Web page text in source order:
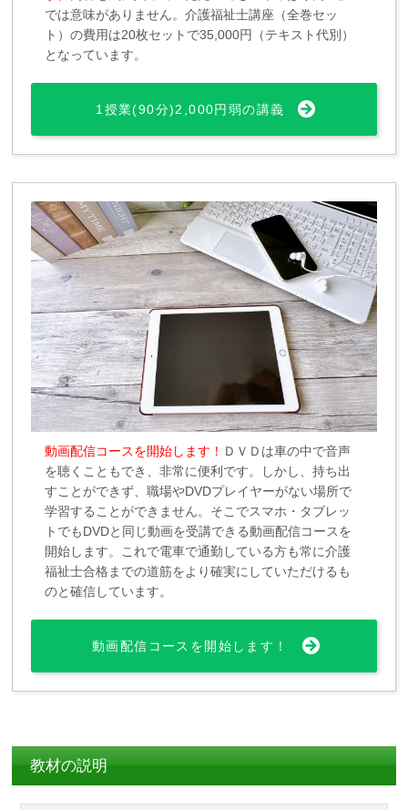
では意味がありません。介護福祉士講座（全巻セッ
ト）の費用は20枚セットで35,000円（テキスト代別）
となっています。
1授業(90分)2,000円弱の講義
動画配信コースを開始します！ ＤＶＤは車の中で音声
を聴くこともでき、非常に便利です。しかし、持ち出
すことができず、職場やDVDプレイヤーがない場所で
学習することができません。そこでスマホ・タブレッ
トでもDVDと同じ動画を受講できる動画配信コースを
開始します。これで電車で通勤している方も常に介護
福祉士合格までの道筋をより確実にしていただけるも
のと確信しています。
動画配信コースを開始します！
教材の説明